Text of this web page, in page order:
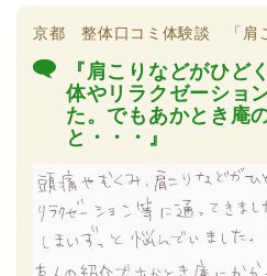
京都 整体口コミ体験談 「肩こ
『肩こりなどがひど
体やリラクゼーショ
た。でもあかとき庵
と・・・』